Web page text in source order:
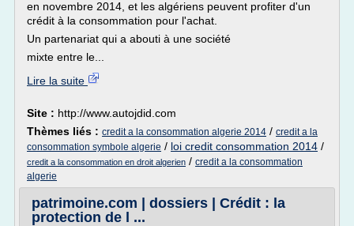
en novembre 2014, et les algériens peuvent profiter d'un
crédit à la consommation pour l'achat.
Un partenariat qui a abouti à une société
mixte entre le...
Lire la suite
Site : http://www.autojdid.com
Thèmes liés : credit a la consommation algerie 2014 / credit a la
consommation symbole algerie / loi credit consommation 2014 /
credit a la consommation en droit algerien / credit a la consommation
algerie
patrimoine.com | dossiers | Crédit : la
protection de l ...